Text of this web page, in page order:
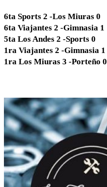
6ta Sports 2 -Los Miuras 0
6ta Viajantes 2 -Gimnasia 1
5ta Los Andes 2 -Sports 0
1ra Viajantes 2 -Gimnasia 1
1ra Los Miuras 3 -Porteño 0